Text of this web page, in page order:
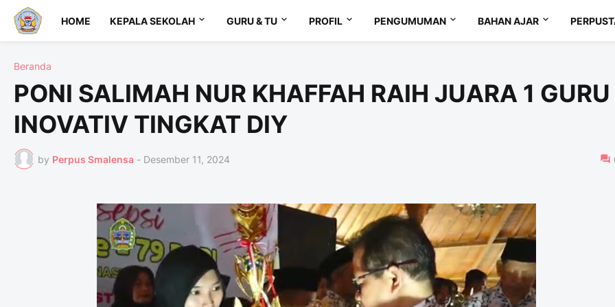
HOME KEPALA SEKOLAH GURU & TU PROFIL PENGUMUMAN BAHAN AJAR
Beranda
PONI SALIMAH NUR KHAFFAH RAIH JUARA 1 GURU
INOVATIV TINGKAT DIY
by Perpus Smalensa - Desember 11, 2024